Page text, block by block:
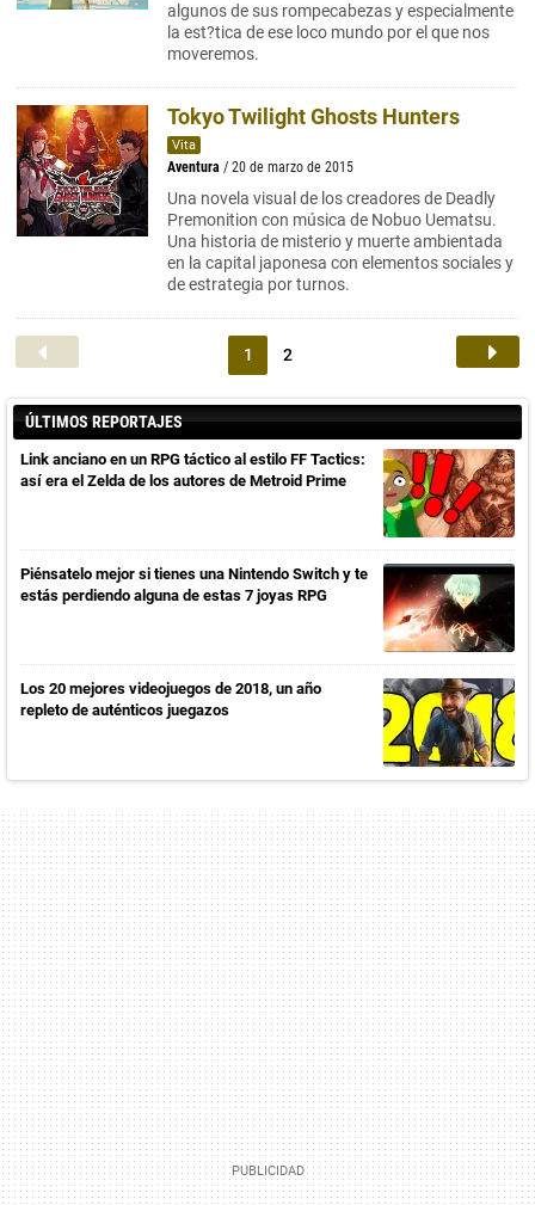
algunos de sus rompecabezas y especialmente
la est?tica de ese loco mundo por el que nos
moveremos.
Tokyo Twilight Ghosts Hunters
Vita
Aventura / 20 de marzo de 2015
Una novela visual de los creadores de Deadly
Premonition con música de Nobuo Uematsu.
Una historia de misterio y muerte ambientada
en la capital japonesa con elementos sociales y
de estrategia por turnos.
1 2
ÚLTIMOS REPORTAJES
Link anciano en un RPG táctico al estilo FF Tactics:
así era el Zelda de los autores de Metroid Prime
Piénsatelo mejor si tienes una Nintendo Switch y te
estás perdiendo alguna de estas 7 joyas RPG
Los 20 mejores videojuegos de 2018, un año
repleto de auténticos juegazos